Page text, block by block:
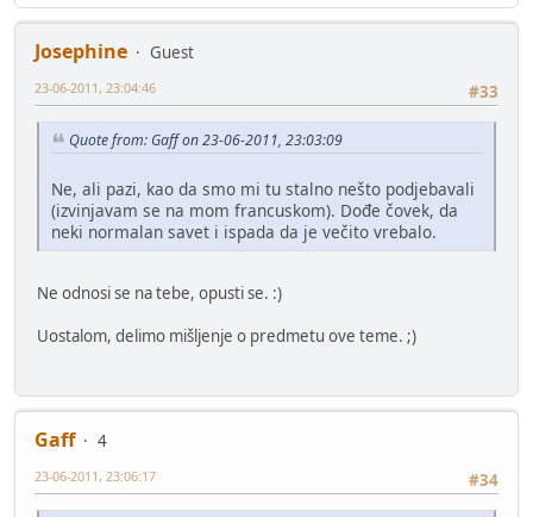
Josephine
Guest
#33
23-06-2011, 23:04:46
Quote from: Gaff on 23-06-2011, 23:03:09
Ne, ali pazi, kao da smo mi tu stalno nešto podjebavali
(izvinjavam se na mom francuskom). Dođe čovek, da
neki normalan savet i ispada da je večito vrebalo.
Ne odnosi se na tebe, opusti se. :)
Uostalom, delimo mišljenje o predmetu ove teme. ;)
Gaff
4
#34
23-06-2011, 23:06:17